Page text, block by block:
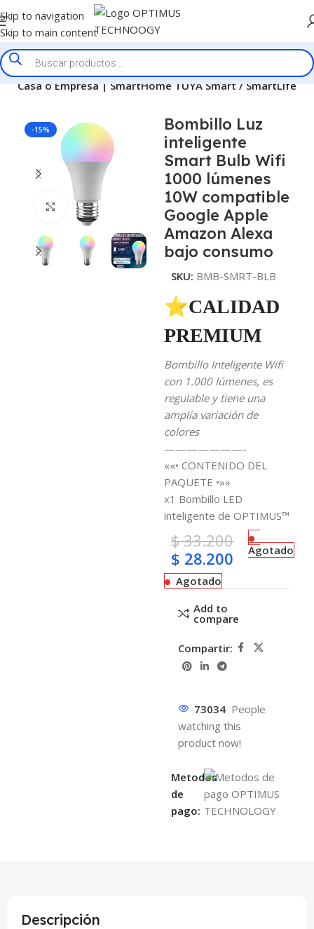
Skip to navigation
Skip to main content
Casa o Empresa | SmartHome TUYA Smart / SmartLife
-15%
Click to enlarge
Bombillo Luz
inteligente
Smart Bulb Wifi
1000 lúmenes
10W compatible
Google Apple
Amazon Alexa
bajo consumo
SKU: BMB-SMRT-BLB
⭐CALIDAD
PREMIUM
Bombillo Inteligente Wifi
con 1.000 lúmenes, es
regulable y tiene una
amplía variación de
colores
———————-
««• CONTENIDO DEL
PAQUETE •»»
x1 Bombillo LED
inteligente de OPTIMUS™
$33.200
$ 28.200 Agotado
Agotado
Add to
compare
Compartir:
73034 People
watching this
product now!
Metodos
de
pago:
Descripción